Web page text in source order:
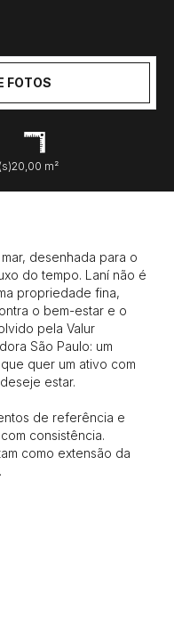
FOTOS
20,00 m²
desenhada para o
do tempo. Laní não é
propriedade fina,
o bem-estar e o
pela Valur
São Paulo: um
quer um ativo com
estar.
de referência e
consistência.
como extensão da